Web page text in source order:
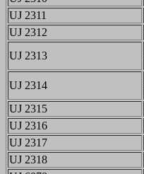
UJ 2311
UJ 2312
UJ 2313
UJ 2314
UJ 2315
UJ 2316
UJ 2317
UJ 2318